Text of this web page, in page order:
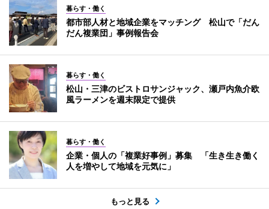
暮らす・働く
都市部人材と地域企業をマッチング 松山で「だん
だん複業団」事例報告会
暮らす・働く
松山・三津のビストロサンジャック、瀬戸内魚介欧
風ラーメンを週末限定で提供
暮らす・働く
企業・個人の「複業好事例」募集 「生き生き働く
人を増やして地域を元気に」
もっと見る